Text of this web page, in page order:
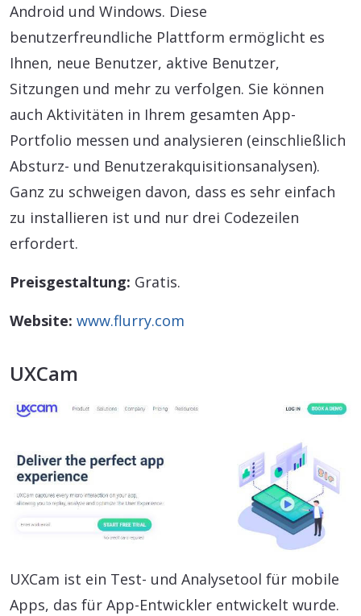
Android und Windows. Diese
benutzerfreundliche Plattform ermöglicht es
Ihnen, neue Benutzer, aktive Benutzer,
Sitzungen und mehr zu verfolgen. Sie können
auch Aktivitäten in Ihrem gesamten App-
Portfolio messen und analysieren (einschließlich
Absturz- und Benutzerakquisitionsanalysen).
Ganz zu schweigen davon, dass es sehr einfach
zu installieren ist und nur drei Codezeilen
erfordert.
Preisgestaltung: Gratis.
Website: www.flurry.com
UXCam
UXCam ist ein Test- und Analysetool für mobile
Apps, das für App-Entwickler entwickelt wurde.